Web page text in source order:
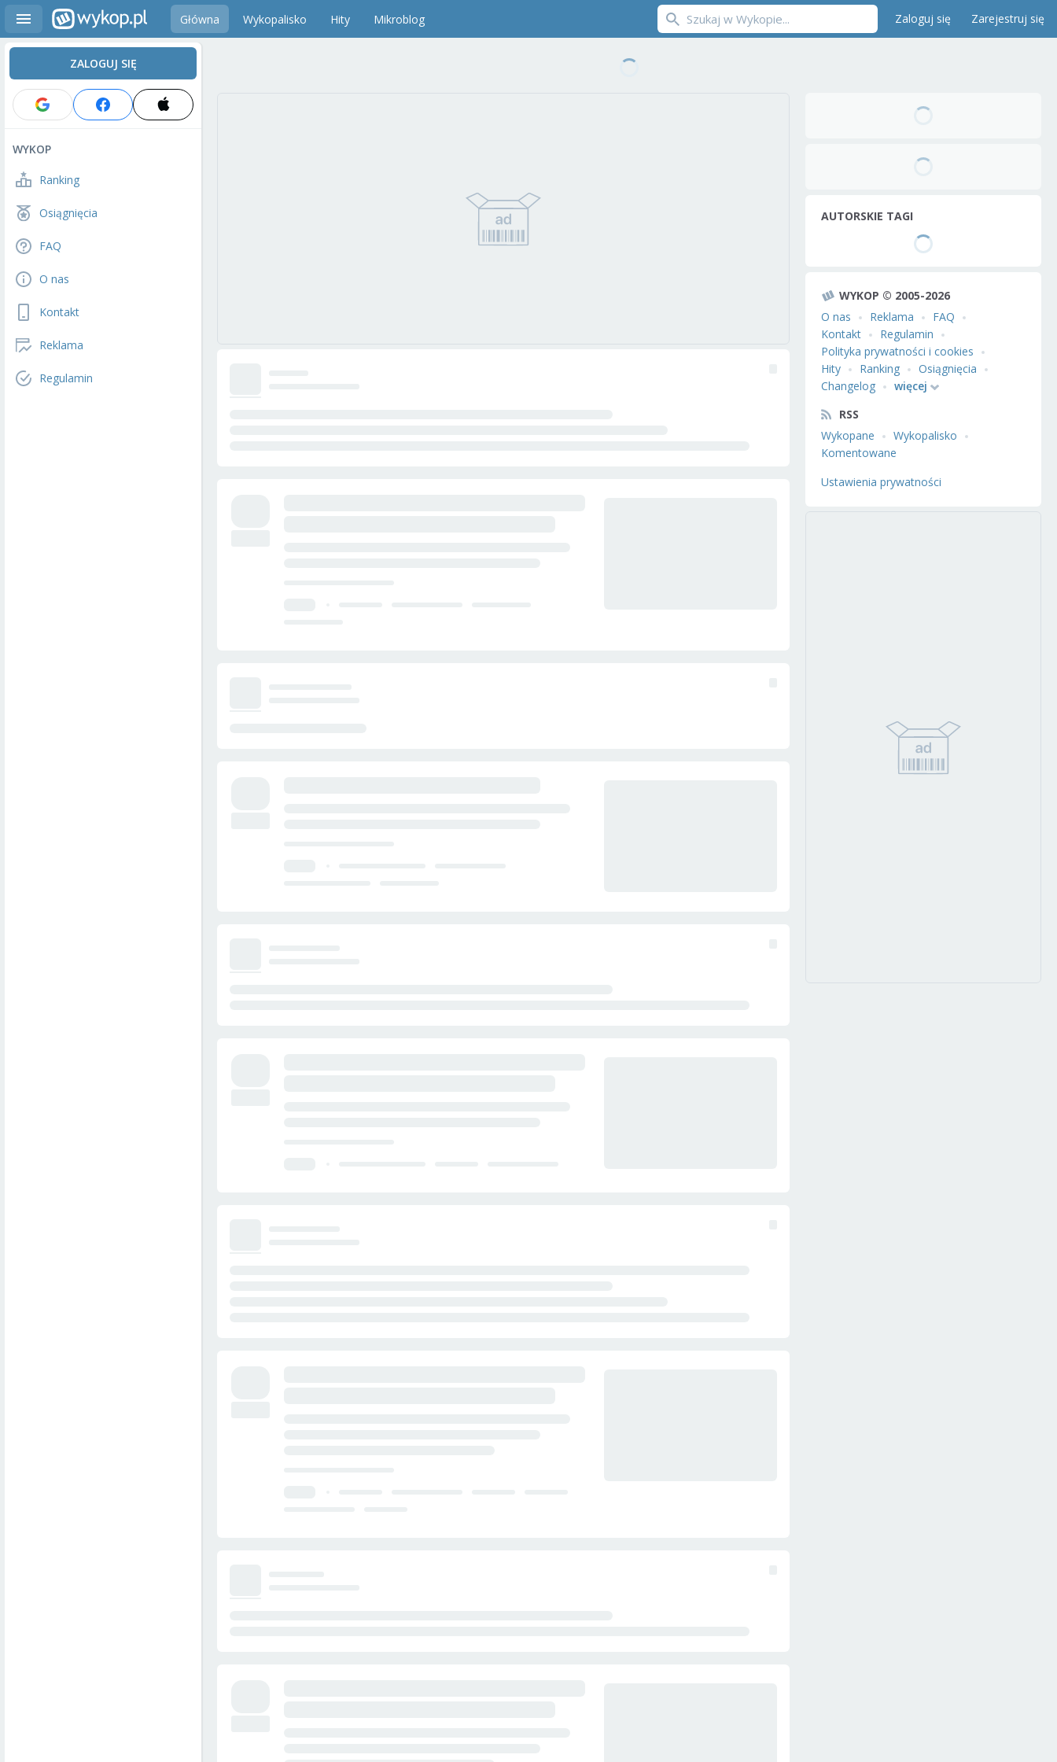
Główna Wykopalisko Hity Mikroblog Zaloguj się Zarejestruj się
ZALOGUJ SIĘ
WYKOP
Ranking
Osiągnięcia
FAQ
O nas
Kontakt
Reklama
Regulamin
AUTORSKIE TAGI
WYKOP © 2005-2026
O nas
Reklama
FAQ
Kontakt
Regulamin
Polityka prywatności i cookies
Hity
Ranking
Osiągnięcia
Changelog
więcej
RSS
Wykopane
Wykopalisko
Komentowane
Ustawienia prywatności